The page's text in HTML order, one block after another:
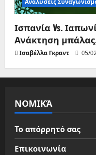
Αναλύσεις
Ισπανία Vs.
Ανάκτηση
Ισαβέλλα Γκραντ 05/
ΝΟΜΙΚΆ
Το απόρρητό σας
Επικοινωνία